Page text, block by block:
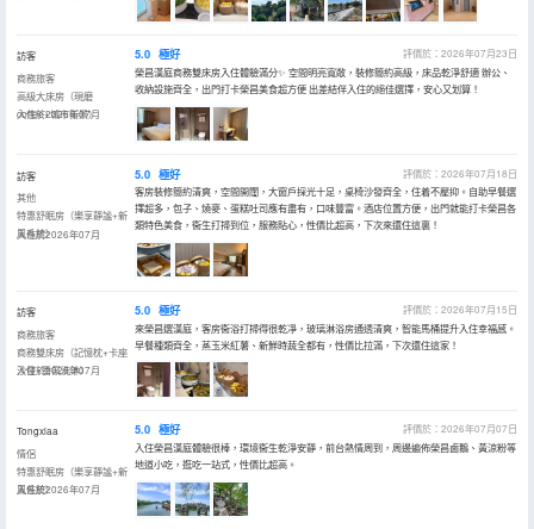
訪客
商務旅客
高級大床房（現磨
coffee+城市街景）
入住於2026年07月
5.0 極好
評價於：2026年07月23日
榮昌漢庭商務雙床房入住體驗滿分✨ 空間明亮寬敞，裝修簡約高級，床品乾淨舒適 辦公、
收納設施齊全，出門打卡榮昌美食超方便 出差結伴入住的絕佳選擇，安心又划算！
訪客
其他
特惠舒眠房（樂享靜謐+新
風系統）
入住於2026年07月
5.0 極好
評價於：2026年07月18日
客房裝修簡約清爽，空間開闊，大窗戶採光十足，桌椅沙發齊全，住着不壓抑。自助早餐選
擇超多，包子、燒麥、蛋糕吐司應有盡有，口味豐富。酒店位置方便，出門就能打卡榮昌各
類特色美食，衞生打掃到位，服務貼心，性價比超高，下次來還住這裏！
訪客
商務旅客
商務雙床房（記憶枕+卡座
沙發+香氛洗沐）
入住於2026年07月
5.0 極好
評價於：2026年07月15日
來榮昌選漢庭，客房衞浴打掃得很乾凈，玻璃淋浴房通透清爽，智能馬桶提升入住幸福感。
早餐種類齊全，蒸玉米紅薯、新鮮時蔬全都有，性價比拉滿，下次還住這家！
Tongxiaa
情侶
特惠舒眠房（樂享靜謐+新
風系統）
入住於2026年07月
5.0 極好
評價於：2026年07月07日
入住榮昌漢庭體驗很棒，環境衞生乾淨安靜，前台熱情周到，周邊遍佈榮昌鹵鵝、黃涼粉等
地道小吃，逛吃一站式，性價比超高。